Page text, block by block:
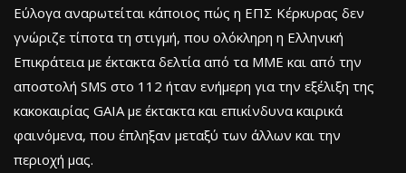
Εύλογα αναρωτείται κάποιος πώς η ΕΠΣ Κέρκυρας δεν
γνώριζε τίποτα τη στιγμή, που ολόκληρη η Ελληνική
Επικράτεια με έκτακτα δελτία από τα ΜΜΕ και από την
αποστολή SMS στο 112 ήταν ενήμερη για την εξέλιξη της
κακοκαιρίας GAIA με έκτακτα και επικίνδυνα καιρικά
φαινόμενα, που έπληξαν μεταξύ των άλλων και την
περιοχή μας.